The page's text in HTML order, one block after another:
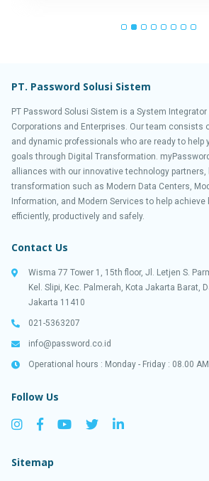
PT. Password Solusi Sistem
PT Password Solusi Sistem is a System
Corporations and Enterprises. Our team consists
and dynamic professionals who are ready to help
goals through Digital Transformation.
alliances with our innovative technology partners,
transformation such as Modern Data Centers,
Information, and Modern Services to help
efficiently, productively and safely.
Contact Us
Wisma 77 Tower 1, 15th floor, Jl. Letjen S.
Kel. Slipi, Kec. Palmerah, Kota Jakarta Barat,
Jakarta 11410
021-5363207
info@password.co.id
Operational hours : Monday - Friday : 08.00 AM
Follow Us
Sitemap